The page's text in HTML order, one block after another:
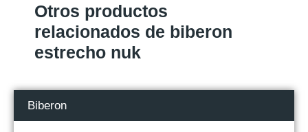
Otros productos
relacionados de biberon
estrecho nuk
Biberon